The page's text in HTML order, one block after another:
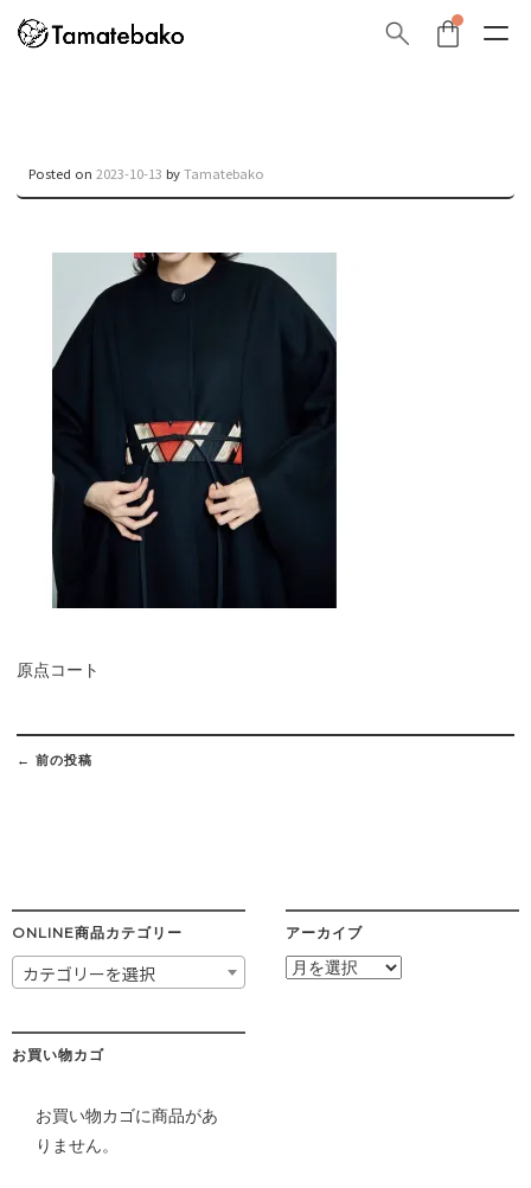
Posted on 2023-10-13 byTamatebako
原点コート
Post
navigation
← 前の投稿
ONLINE商品カテゴリー
カテゴリーを選択
アーカイブ
ア
お買い物カゴ
お買い物カゴに商品があ
りません。